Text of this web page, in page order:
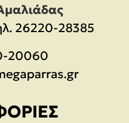
26220-28385
20060